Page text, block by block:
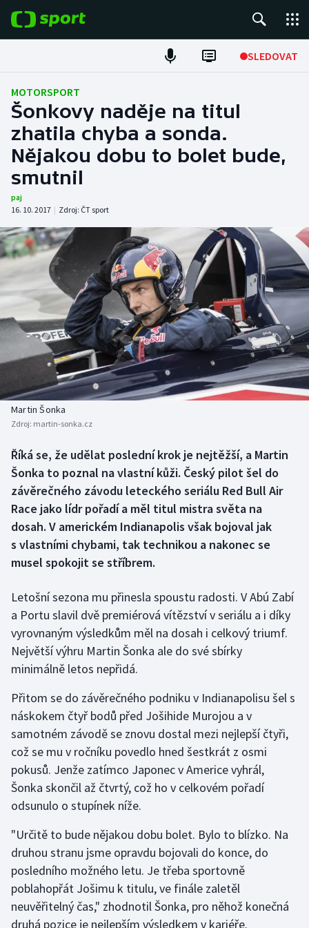
SLEDOVAT
ME v atletice
ME v plavání
Fotbal
Hokej
DALŠÍ SPORTY
Americký fotbal
Atletika
Baseball a softbal
Basketbal
Biatlon
Boby a skeleton
Box
Curling
Cyklistika
Florbal
Futsal
Gymnastika
Házená
Jezdectví
Krasobruslení
Lezení
Lyže a snowboard
NEPŘEHLÉDNĚTE
Soutěže
Historické návraty
Aplikace ČT sport
AZ kvíz
MOTORSPORT
Šonkovy naděje na titul
zhatila chyba a sonda.
Nějakou dobu to bolet bude,
smutnil
paj
16. 10. 2017 | Zdroj: ČT sport
Martin Šonka
Zdroj: martin-sonka.cz
Říká se, že udělat poslední krok je nejtěžší, a Martin
Šonka to poznal na vlastní kůži. Český pilot šel do
závěrečného závodu leteckého seriálu Red Bull Air
Race jako lídr pořadí a měl titul mistra světa na
dosah. V americkém Indianapolis však bojoval jak
s vlastními chybami, tak technikou a nakonec se
musel spokojit se stříbrem.
Letošní sezona mu přinesla spoustu radosti. V Abú Zabí
a Portu slavil dvě premiérová vítězství v seriálu a i díky
vyrovnaným výsledkům měl na dosah i celkový triumf.
Největší výhru Martin Šonka ale do své sbírky
minimálně letos nepřidá.
Přitom se do závěrečného podniku v Indianapolisu šel s
náskokem čtyř bodů před Jošihide Murojou a v
samotném závodě se znovu dostal mezi nejlepší čtyři,
což se mu v ročníku povedlo hned šestkrát z osmi
pokusů. Jenže zatímco Japonec v Americe vyhrál,
Šonka skončil až čtvrtý, což ho v celkovém pořadí
odsunulo o stupínek níže.
"Určitě to bude nějakou dobu bolet. Bylo to blízko. Na
druhou stranu jsme opravdu bojovali do konce, do
posledního možného letu. Je třeba sportovně
poblahopřát Jošimu k titulu, ve finále zaletěl
neuvěřitelný čas," zhodnotil Šonka, pro něhož konečná
druhá pozice je nejlepším výsledkem v kariéře.